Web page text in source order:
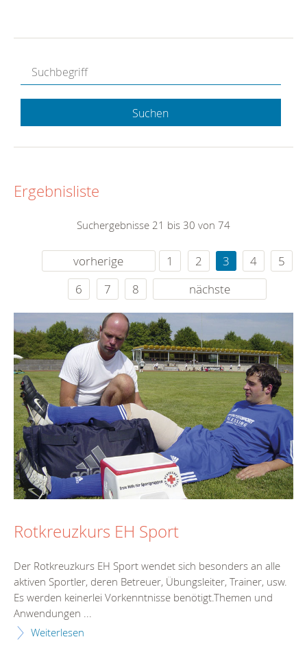
Suchen
Ergebnisliste
Suchergebnisse 21 bis 30 von 74
vorherige 1 2 3 4
5
6
7 8 nächste
Rotkreuzkurs EH Sport
Der Rotkreuzkurs EH Sport wendet sich besonders an alle
aktiven Sportler, deren Betreuer, Übungsleiter, Trainer, usw.
Es werden keinerlei Vorkenntnisse benötigt.Themen und
Anwendungen ...
Weiterlesen